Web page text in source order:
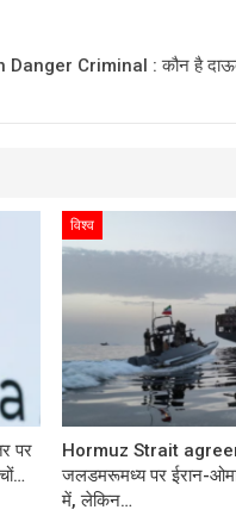
Danger Criminal : कौन है
पर
विश्व
Hormuz Strait
जलडमरूमध्य पर ईरान-
में, लेकिन…